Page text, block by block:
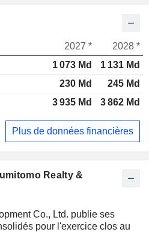
Realty &
Co., Ltd. publie ses
pour l'exercice clos au
2027 *
2028 *
1 073 Md
1 131 Md
230 Md
245 Md
3 935 Md 3 862 Md
Plus de données financières